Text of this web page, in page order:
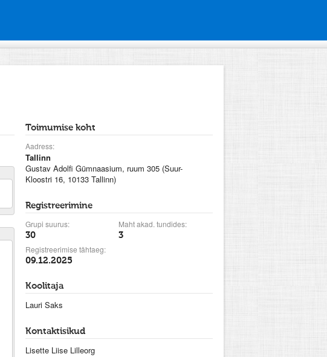
Toimumise koht
Aadress:
Tallinn
Gustav Adolfi Gümnaasium, ruum 305 (Suur-
Kloostri 16, 10133 Tallinn)
Registreerimine
Grupi suurus:
30
Maht akad. tundides:
3
Registreerimise tähtaeg:
09.12.2025
Koolitaja
Lauri Saks
Kontaktisikud
Lisette Liise Lilleorg